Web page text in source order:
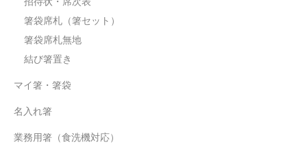
箸袋席札（箸セット）
箸袋席札無地
結び箸置き
マイ箸・箸袋
名入れ箸
業務用箸（食洗機対応）